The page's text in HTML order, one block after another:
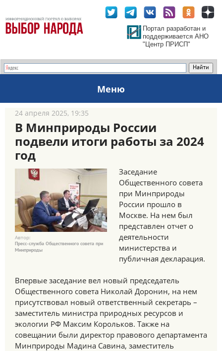
Портал разработан и
поддерживается АНО
"Центр ПРИСП"
Меню
24 апреля 2025, 19:35
В Минприроды России
подвели итоги работы за 2024
год
Автор:
Пресс-служба Общественного совета при
Минприроды
Заседание
Общественного совета
при Минприроды
России прошло в
Москве. На нем был
представлен отчет о
деятельности
министерства и
публичная декларация.
Впервые заседание вел новый председатель
Общественного совета Николай Доронин, на нем
присутствовал новый ответственный секретарь –
заместитель министра природных ресурсов и
экологии РФ Максим Корольков. Также на
совещании были директор правового департамента
Минприроды Мадина Савина, заместитель